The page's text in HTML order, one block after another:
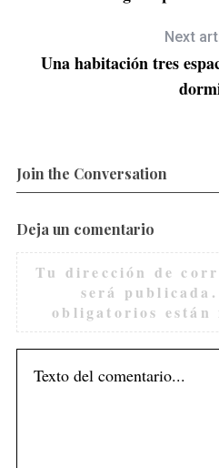
Next
Una habitación tres
Join the Conversation
Deja un comentario
Tu dirección de
será publicada.
obligatorios están